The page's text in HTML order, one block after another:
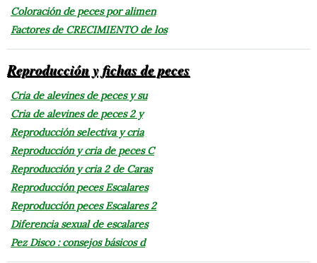
Coloración de peces por alimen
Factores de CRECIMIENTO de los
Reproducción y fichas de peces
Cria de alevines de peces y su
Cria de alevines de peces 2 y
Reproducción selectiva y cria
Reproducción y cria de peces C
Reproducción y cria 2 de Caras
Reproducción peces Escalares
Reproducción peces Escalares 2
Diferencia sexual de escalares
Pez Disco : consejos básicos d